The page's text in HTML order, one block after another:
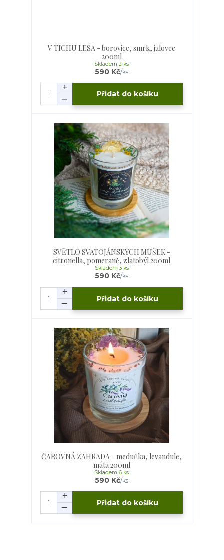
V TICHU LESA - borovice, smrk, jalovec
200ml
590 Kč/ks
Skladem 2 ks
Přidat do košíku
SVĚTLO SVATOJÁNSKÝCH MUŠEK -
citronella, pomeranč, zlatobýl 200ml
590 Kč/ks
Skladem 3 ks
Přidat do košíku
ČAROVNÁ ZAHRADA - meduňka, levandule,
máta 200ml
590 Kč/ks
Skladem 6 ks
Přidat do košíku